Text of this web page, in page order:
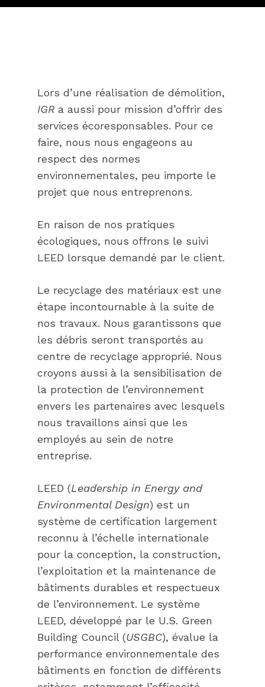
Lors d’une réalisation de démolition,
IGRa aussi pour mission d’offrir des
services écoresponsables. Pour ce
faire, nous nous engageons au
respect des normes
environnementales, peu importe le
projet que nous entreprenons.
En raison de nos pratiques
écologiques, nous offrons le suivi
LEED lorsque demandé par le client.
Le recyclage des matériaux est une
étape incontournable à la suite de
nos travaux. Nous garantissons que
les débris seront transportés au
centre de recyclage approprié. Nous
croyons aussi à la sensibilisation de
la protection de l’environnement
envers les partenaires avec lesquels
nous travaillons ainsi que les
employés au sein de notre
entreprise.
LEED (Leadership in Energy and
Environmental Design) est un
système de certification largement
reconnu à l’échelle internationale
pour la conception, la construction,
l’exploitation et la maintenance de
bâtiments durables et respectueux
de l’environnement. Le système
LEED, développé par le U.S. Green
Building Council (USGBC), évalue la
performance environnementale des
bâtiments en fonction de différents